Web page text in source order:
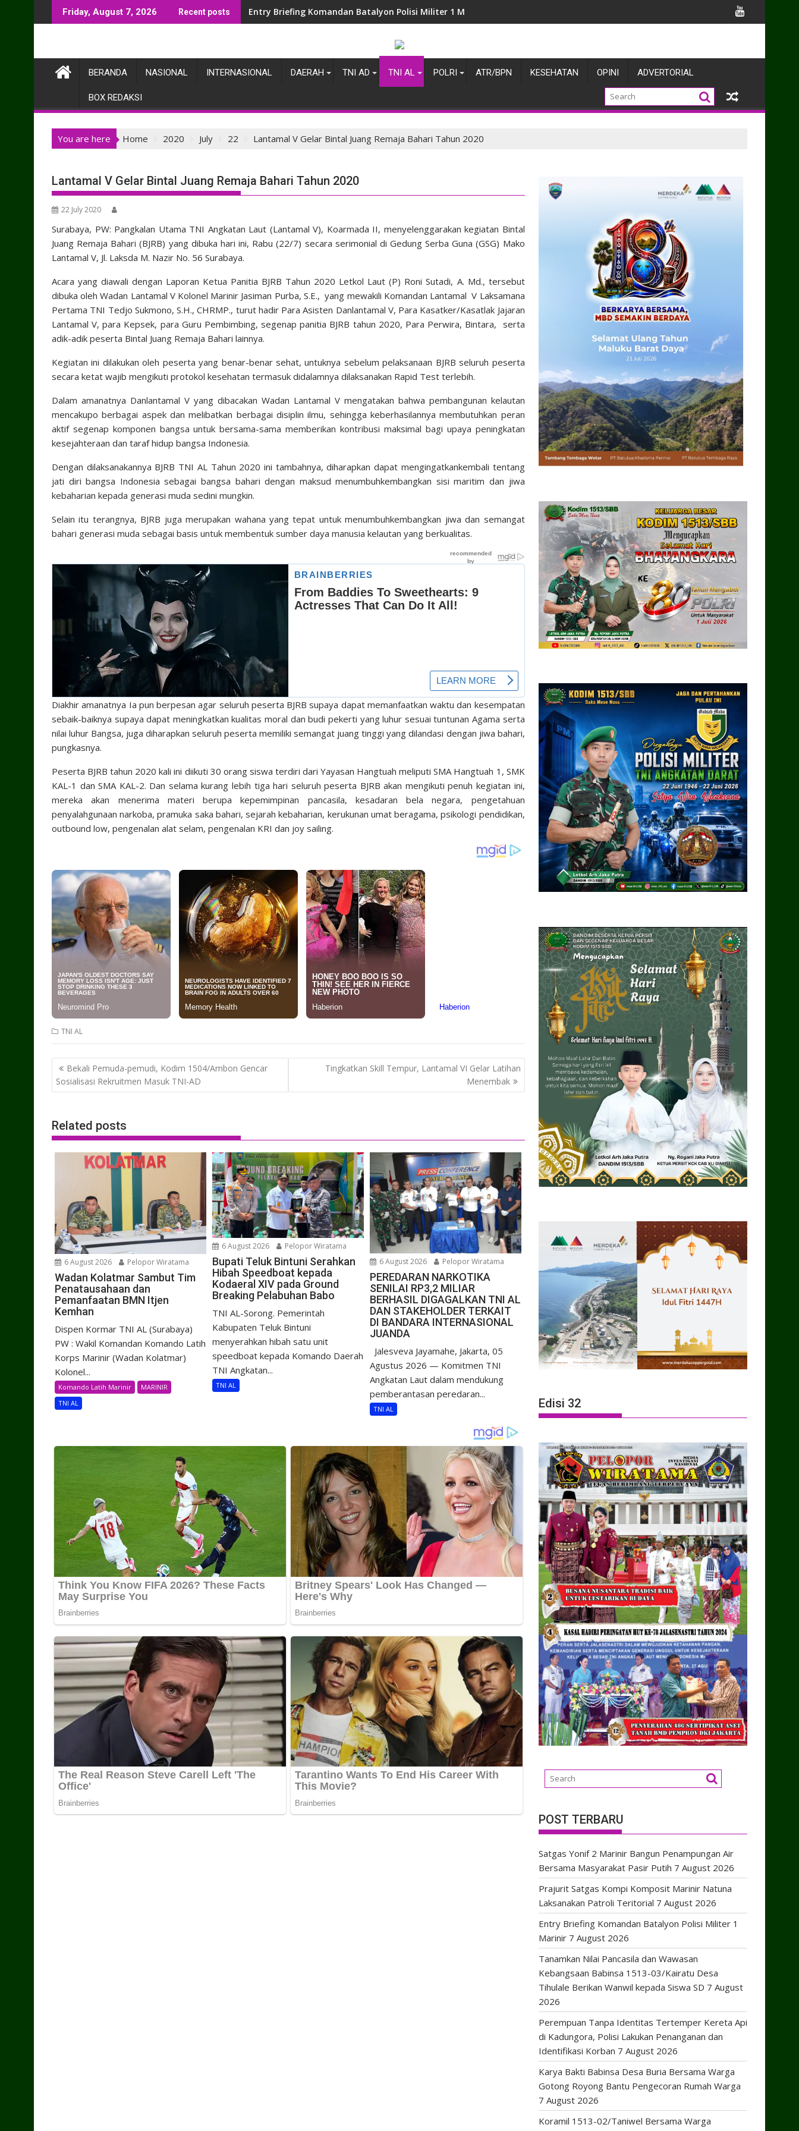
to
Friday, August 7, 2026 Recent posts Entry Briefing Komandan Batalyon Polisi Militer 1 Marinir
BERANDA NASIONAL INTERNASIONAL DAERAH TNI AD TNI AL POLRI ATR/BPN KESEHATAN OPINI ADVERTORIAL
BOX REDAKSI
You are here Home 2020 July 22 Lantamal V Gelar Bintal Juang Remaja Bahari Tahun 2020
Lantamal V Gelar Bintal Juang Remaja Bahari Tahun 2020
22 July 2020
Surabaya, PW: Pangkalan Utama TNI Angkatan Laut (Lantamal V), Koarmada II, menyelenggarakan kegiatan Bintal
Juang Remaja Bahari (BJRB) yang dibuka hari ini, Rabu (22/7) secara serimonial di Gedung Serba Guna (GSG) Mako
Lantamal V, Jl. Laksda M. Nazir No. 56 Surabaya.
Acara yang diawali dengan Laporan Ketua Panitia BJRB Tahun 2020 Letkol Laut (P) Roni Sutadi, A. Md., tersebut
dibuka oleh Wadan Lantamal V Kolonel Marinir Jasiman Purba, S.E., yang mewakili Komandan Lantamal V Laksamana
Pertama TNI Tedjo Sukmono, S.H., CHRMP., turut hadir Para Asisten Danlantamal V, Para Kasatker/Kasatlak Jajaran
Lantamal V, para Kepsek, para Guru Pembimbing, segenap panitia BJRB tahun 2020, Para Perwira, Bintara, serta
adik-adik peserta Bintal Juang Remaja Bahari lainnya.
Kegiatan ini dilakukan oleh peserta yang benar-benar sehat, untuknya sebelum pelaksanaan BJRB seluruh peserta
secara ketat wajib mengikuti protokol kesehatan termasuk didalamnya dilaksanakan Rapid Test terlebih.
Dalam amanatnya Danlantamal V yang dibacakan Wadan Lantamal V mengatakan bahwa pembangunan kelautan
mencakupo berbagai aspek dan melibatkan berbagai disiplin ilmu, sehingga keberhasilannya membutuhkan peran
aktif segenap komponen bangsa untuk bersama-sama memberikan kontribusi maksimal bagi upaya peningkatan
kesejahteraan dan taraf hidup bangsa Indonesia.
Dengan dilaksanakannya BJRB TNI AL Tahun 2020 ini tambahnya, diharapkan dapat mengingatkankembali tentang
jati diri bangsa Indonesia sebagai bangsa bahari dengan maksud menumbuhkembangkan sisi maritim dan jiwa
kebaharian kepada generasi muda sedini mungkin.
Selain itu terangnya, BJRB juga merupakan wahana yang tepat untuk menumbuhkembangkan jiwa dan semangat
bahari generasi muda sebagai basis untuk membentuk sumber daya manusia kelautan yang berkualitas.
Diakhir amanatnya Ia pun berpesan agar seluruh peserta BJRB supaya dapat memanfaatkan waktu dan kesempatan
sebaik-baiknya supaya dapat meningkatkan kualitas moral dan budi pekerti yang luhur sesuai tuntunan Agama serta
nilai luhur Bangsa, juga diharapkan seluruh peserta memiliki semangat juang tinggi yang dilandasi dengan jiwa bahari,
pungkasnya.
Peserta BJRB tahun 2020 kali ini diikuti 30 orang siswa terdiri dari Yayasan Hangtuah meliputi SMA Hangtuah 1, SMK
KAL-1 dan SMA KAL-2. Dan selama kurang lebih tiga hari seluruh peserta BJRB akan mengikuti penuh kegiatan ini,
mereka akan menerima materi berupa kepemimpinan pancasila, kesadaran bela negara, pengetahuan
penyalahgunaan narkoba, pramuka saka bahari, sejarah kebaharian, kerukunan umat beragama, psikologi pendidikan,
outbound low, pengenalan alat selam, pengenalan KRI dan joy sailing.
TNI AL
Post
navigation
Bekali Pemuda-pemudi, Kodim 1504/Ambon Gencar
Sosialisasi Rekruitmen Masuk TNI-AD
Tingkatkan Skill Tempur, Lantamal VI Gelar Latihan
Menembak
Related posts
6 August 2026 Pelopor Wiratama
Wadan Kolatmar Sambut Tim
Penatausahaan dan
Pemanfaatan BMN Itjen
Kemhan
Dispen Kormar TNI AL (Surabaya)
PW : Wakil Komandan Komando Latih
Korps Marinir (Wadan Kolatmar)
Kolonel...
Komando Latih Marinir
MARINIR
TNI AL
6 August 2026 Pelopor Wiratama
Bupati Teluk Bintuni Serahkan
Hibah Speedboat kepada
Kodaeral XIV pada Ground
Breaking Pelabuhan Babo
TNI AL-Sorong. Pemerintah
Kabupaten Teluk Bintuni
menyerahkan hibah satu unit
speedboat kepada Komando Daerah
TNI Angkatan...
TNI AL
6 August 2026 Pelopor Wiratama
PEREDARAN NARKOTIKA
SENILAI RP3,2 MILIAR
BERHASIL DIGAGALKAN TNI AL
DAN STAKEHOLDER TERKAIT
DI BANDARA INTERNASIONAL
JUANDA
Jalesveva Jayamahe, Jakarta, 05
Agustus 2026 — Komitmen TNI
Angkatan Laut dalam mendukung
pemberantasan peredaran...
TNI AL Edisi 32
POST TERBARU
Satgas Yonif 2 Marinir Bangun Penampungan Air
Bersama Masyarakat Pasir Putih 7 August 2026
Prajurit Satgas Kompi Komposit Marinir Natuna
Laksanakan Patroli Teritorial 7 August 2026
Entry Briefing Komandan Batalyon Polisi Militer 1
Marinir 7 August 2026
Tanamkan Nilai Pancasila dan Wawasan
Kebangsaan Babinsa 1513-03/Kairatu Desa
Tihulale Berikan Wanwil kepada Siswa SD 7 August
2026
Perempuan Tanpa Identitas Tertemper Kereta Api
di Kadungora, Polisi Lakukan Penanganan dan
Identifikasi Korban 7 August 2026
Karya Bakti Babinsa Desa Buria Bersama Warga
Gotong Royong Bantu Pengecoran Rumah Warga
7 August 2026
Koramil 1513-02/Taniwel Bersama Warga